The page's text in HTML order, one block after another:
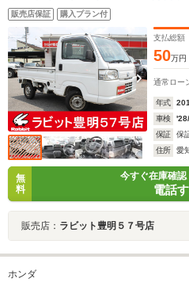
販売店保証 購入プラン付
支払総額
50万円
通常ロー
年式
車検
保証
保
住所
愛
無
料
今すぐ在庫確
電話
販売店： ラビット豊明５７号店
ホンダ